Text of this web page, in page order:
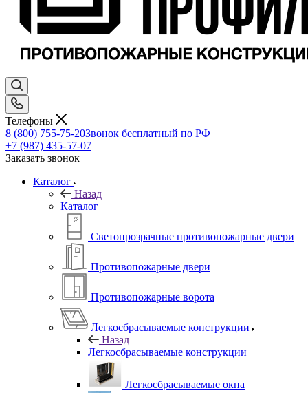
Телефоны
8 (800) 755-75-20Звонок бесплатный по РФ
+7 (987) 435-57-07
Заказать звонок
Каталог
Назад
Каталог
Светопрозрачные противопожарные двери
Противопожарные двери
Противопожарные ворота
Легкосбрасываемые конструкции
Назад
Легкосбрасываемые конструкции
Легкосбрасываемые окна